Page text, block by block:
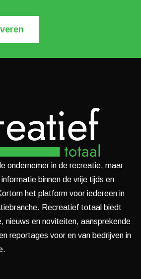
ondernemer in de recreatie, maar
binnen de vrije tijds en
het platform voor iedereen in
Recreatief totaal biedt
nieuws en noviteiten, aansprekende
reportages voor en van bedrijven in